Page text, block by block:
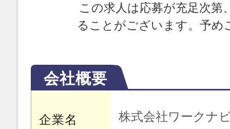
この求人は応募が充足次第
ることがございます。予め
会社概要
企業名 株式会社ワークナ